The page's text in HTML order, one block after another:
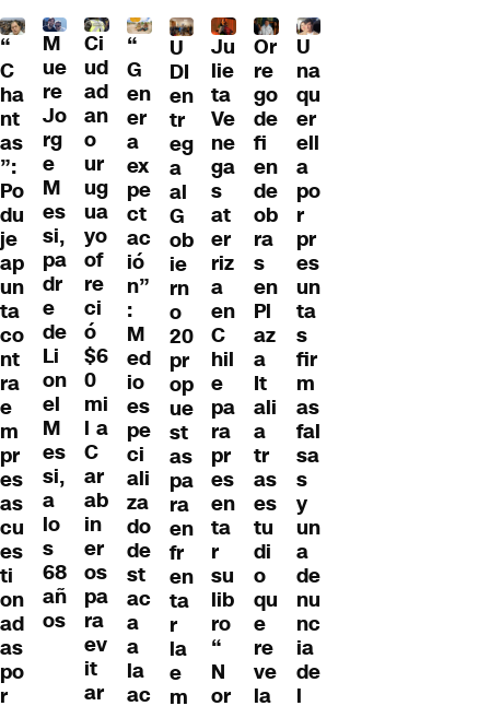
“
C
ha
nt
as
”:
Po
du
je
ap
un
ta
co
nt
ra
e
m
pr
es
as
cu
es
ti
on
ad
as
po
r
M
ue
re
Jo
rg
e
M
es
si,
pa
dr
e
de
Li
on
el
M
es
si,
a
lo
s
68
añ
os
Ci
ud
ad
an
o
ur
ug
ua
yo
of
re
ci
ó
$6
0
mi
l a
C
ar
ab
in
er
os
pa
ra
ev
it
ar
“
G
en
er
a
ex
pe
ct
ac
ió
n”
:
M
ed
io
es
pe
ci
ali
za
do
de
st
ac
a
a
la
ac
U
DI
en
tr
eg
a
al
G
ob
ie
rn
o
20
pr
op
ue
st
as
pa
ra
en
fr
en
ta
r
la
e
m
Ju
lie
ta
Ve
ne
ga
s
at
er
riz
a
en
C
hil
e
pa
ra
pr
es
en
ta
r
su
lib
ro
“
N
or
Or
re
go
de
fi
en
de
ob
ra
s
en
Pl
az
a
It
ali
a
tr
as
es
tu
di
o
qu
e
re
ve
la
U
na
qu
er
ell
a
po
r
pr
es
un
ta
s
fir
m
as
fal
sa
s
y
un
a
de
nu
nc
ia
de
l